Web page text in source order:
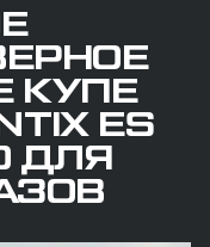
КУПЕ
ES
ДЛЯ